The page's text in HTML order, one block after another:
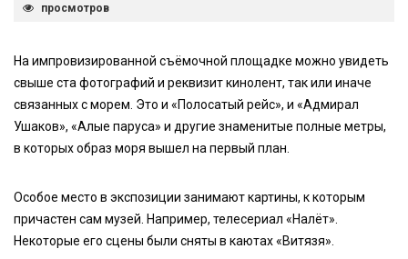
просмотров
На импровизированной съёмочной площадке можно увидеть
свыше ста фотографий и реквизит кинолент, так или иначе
связанных с морем. Это и «Полосатый рейс», и «Адмирал
Ушаков», «Алые паруса» и другие знаменитые полные метры,
в которых образ моря вышел на первый план.
Особое место в экспозиции занимают картины, к которым
причастен сам музей. Например, телесериал «Налёт».
Некоторые его сцены были сняты в каютах «Витязя».